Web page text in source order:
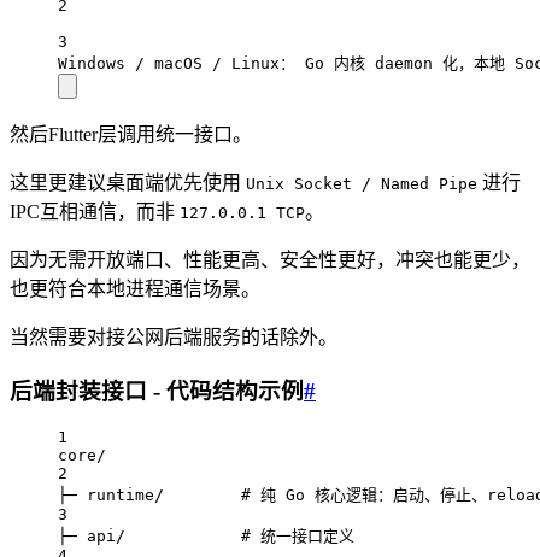
2
3
Windows / macOS / Linux： Go 内核 daemon 化，本地
然后Flutter层调用统一接口。
这里更建议桌面端优先使用 Unix Socket / Named Pipe 进行
IPC互相通信，而非 127.0.0.1 TCP。
因为无需开放端口、性能更高、安全性更好，冲突也能更少，
也更符合本地进程通信场景。
当然需要对接公网后端服务的话除外。
后端封装接口 - 代码结构示例#
1
core/
2
├─ runtime/        # 纯 Go 核心逻辑：启动、停止、reload
3
├─ api/            # 统一接口定义